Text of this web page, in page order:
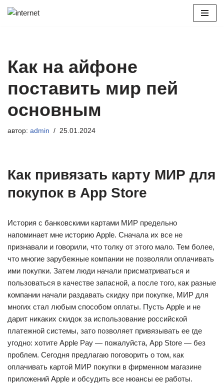
Как на айфоне
поставить мир пей
основным
автор: admin 25.01.2024
Как привязать карту МИР для
покупок в App Store
История с банковскими картами МИР предельно
напоминает мне историю Apple. Сначала их все не
признавали и говорили, что толку от этого мало. Тем более,
что многие зарубежные компании не позволяли оплачивать
ими покупки. Затем люди начали присматриваться и
пользоваться в качестве запасной, а после того, как разные
компании начали раздавать скидку при покупке, МИР для
многих стал любым способом оплаты. Пусть Apple и не
дарит никаких скидок за использование российской
платежной системы, зато позволяет привязывать ее где
угодно: хотите Apple Pay — пожалуйста, App Store — без
проблем. Сегодня предлагаю поговорить о том, как
оплачивать картой МИР покупки в фирменном магазине
приложений Apple и обсудить все нюансы ее работы.